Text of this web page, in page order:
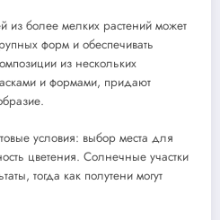
из более мелких растений может
форм и обеспечивать
из нескольких
и формами, придают
условия: выбор места для
цветения. Солнечные участки
тогда как полутени могут